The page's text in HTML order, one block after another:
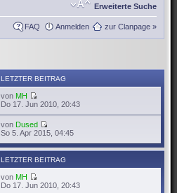
Erweiterte Suche
FAQ Anmelden zur Clanpage »
LETZTER BEITRAG
von MH
Do 17. Jun 2010, 20:43
von Dused
So 5. Apr 2015, 04:45
LETZTER BEITRAG
von MH
Do 17. Jun 2010, 20:43